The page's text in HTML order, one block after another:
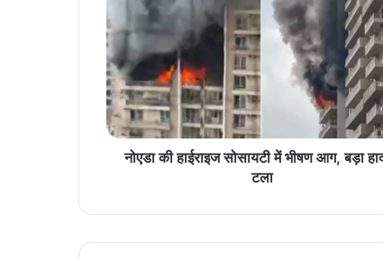
डा
की
हा
ई
रा
इ
ज
टी
नोएडा की हाईराइज सोसायटी में भीषण आग, बड़ा
टला